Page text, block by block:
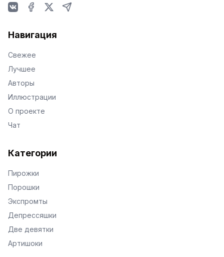
Навигация
Свежее
Лучшее
Авторы
Иллюстрации
О проекте
Чат
Категории
Пирожки
Порошки
Экспромты
Депрессяшки
Две девятки
Артишоки